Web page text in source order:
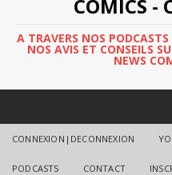
COMICS -
A TRAVERS NOS
NOS AVIS ET CONSEILS
NEWS
CONNEXION|DECONNEXION
PODCASTS CONTACT